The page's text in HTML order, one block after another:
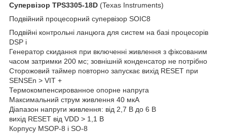
Супервізор TPS3305-18D (Texas Instruments)
Подвійний процесорний супервізор SOIC8
Подвійні контрольні ланцюга для систем на базі процесорів
DSP і
Генератор скидання при включенні живлення з фіксованим
часом затримки 200 мс; зовнішній конденсатор не потрібно
Сторожовий таймер повторно запускає вихід RESET при
SENSEn > VIT +
Термокомпенсированное опорне напруга
Максимальний струм живлення 40 мкА
Діапазон напруги живлення: від 2,7 В до 6 В
вихід RESET від VDD > 1,1 В
Корпусу MSOP-8 і SO-8